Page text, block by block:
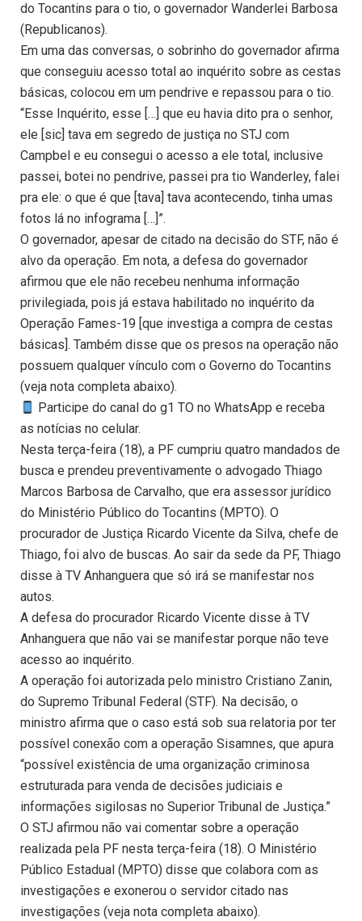
do Tocantins para o tio, o governador Wanderlei Barbosa
(Republicanos).
Em uma das conversas, o sobrinho do governador afirma
que conseguiu acesso total ao inquérito sobre as cestas
básicas, colocou em um pendrive e repassou para o tio.
“Esse Inquérito, esse […] que eu havia dito pra o senhor,
ele [sic] tava em segredo de justiça no STJ com
Campbel e eu consegui o acesso a ele total, inclusive
passei, botei no pendrive, passei pra tio Wanderley, falei
pra ele: o que é que [tava] tava acontecendo, tinha umas
fotos lá no infograma […]”.
O governador, apesar de citado na decisão do STF, não é
alvo da operação. Em nota, a defesa do governador
afirmou que ele não recebeu nenhuma informação
privilegiada, pois já estava habilitado no inquérito da
Operação Fames-19 [que investiga a compra de cestas
básicas]. Também disse que os presos na operação não
possuem qualquer vínculo com o Governo do Tocantins
(veja nota completa abaixo).
Participe do canal do g1 TO no WhatsApp e receba
as notícias no celular.
Nesta terça-feira (18), a PF cumpriu quatro mandados de
busca e prendeu preventivamente o advogado Thiago
Marcos Barbosa de Carvalho, que era assessor jurídico
do Ministério Público do Tocantins (MPTO). O
procurador de Justiça Ricardo Vicente da Silva, chefe de
Thiago, foi alvo de buscas. Ao sair da sede da PF, Thiago
disse à TV Anhanguera que só irá se manifestar nos
autos.
A defesa do procurador Ricardo Vicente disse à TV
Anhanguera que não vai se manifestar porque não teve
acesso ao inquérito.
A operação foi autorizada pelo ministro Cristiano Zanin,
do Supremo Tribunal Federal (STF). Na decisão, o
ministro afirma que o caso está sob sua relatoria por ter
possível conexão com a operação Sisamnes, que apura
“possível existência de uma organização criminosa
estruturada para venda de decisões judiciais e
informações sigilosas no Superior Tribunal de Justiça.”
O STJ afirmou não vai comentar sobre a operação
realizada pela PF nesta terça-feira (18). O Ministério
Público Estadual (MPTO) disse que colabora com as
investigações e exonerou o servidor citado nas
investigações (veja nota completa abaixo).